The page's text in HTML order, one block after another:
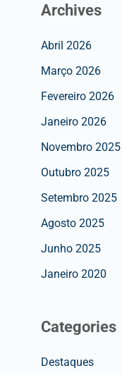
Archives
Abril 2026
Março 2026
Fevereiro 2026
Janeiro 2026
Novembro 2025
Outubro 2025
Setembro 2025
Agosto 2025
Junho 2025
Janeiro 2020
Categories
Destaques